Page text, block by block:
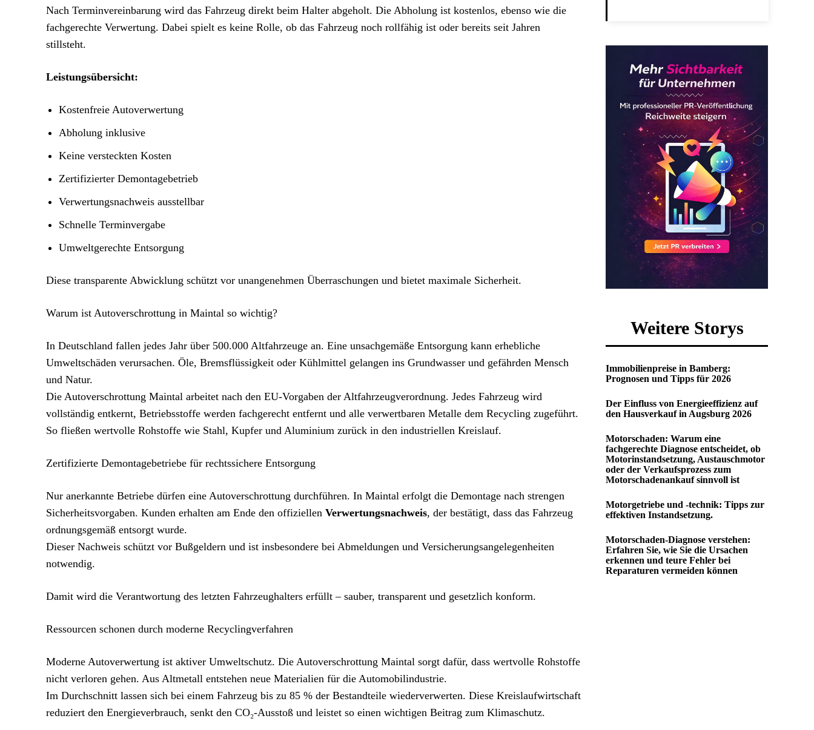
Nach Terminvereinbarung wird das Fahrzeug direkt beim Halter abgeholt. Die Abholung ist kostenlos, ebenso wie die
fachgerechte Verwertung. Dabei spielt es keine Rolle, ob das Fahrzeug noch rollfähig ist oder bereits seit Jahren
stillsteht.
Leistungsübersicht:
Kostenfreie Autoverwertung
Abholung inklusive
Keine versteckten Kosten
Zertifizierter Demontagebetrieb
Verwertungsnachweis ausstellbar
Schnelle Terminvergabe
Umweltgerechte Entsorgung
Diese transparente Abwicklung schützt vor unangenehmen Überraschungen und bietet maximale Sicherheit.
Warum ist Autoverschrottung in Maintal so wichtig?
In Deutschland fallen jedes Jahr über 500.000 Altfahrzeuge an. Eine unsachgemäße Entsorgung kann erhebliche
Umweltschäden verursachen. Öle, Bremsflüssigkeit oder Kühlmittel gelangen ins Grundwasser und gefährden Mensch
und Natur.
Die Autoverschrottung Maintal arbeitet nach den EU-Vorgaben der Altfahrzeugverordnung. Jedes Fahrzeug wird
vollständig entkernt, Betriebsstoffe werden fachgerecht entfernt und alle verwertbaren Metalle dem Recycling zugeführt.
So fließen wertvolle Rohstoffe wie Stahl, Kupfer und Aluminium zurück in den industriellen Kreislauf.
Zertifizierte Demontagebetriebe für rechtssichere Entsorgung
Nur anerkannte Betriebe dürfen eine Autoverschrottung durchführen. In Maintal erfolgt die Demontage nach strengen
Sicherheitsvorgaben. Kunden erhalten am Ende den offiziellen Verwertungsnachweis, der bestätigt, dass das Fahrzeug
ordnungsgemäß entsorgt wurde.
Dieser Nachweis schützt vor Bußgeldern und ist insbesondere bei Abmeldungen und Versicherungsangelegenheiten
notwendig.
Damit wird die Verantwortung des letzten Fahrzeughalters erfüllt – sauber, transparent und gesetzlich konform.
Ressourcen schonen durch moderne Recyclingverfahren
Moderne Autoverwertung ist aktiver Umweltschutz. Die Autoverschrottung Maintal sorgt dafür, dass wertvolle Rohstoffe
nicht verloren gehen. Aus Altmetall entstehen neue Materialien für die Automobilindustrie.
Im Durchschnitt lassen sich bei einem Fahrzeug bis zu 85 % der Bestandteile wiederverwerten. Diese Kreislaufwirtschaft
reduziert den Energieverbrauch, senkt den CO₂-Ausstoß und leistet so einen wichtigen Beitrag zum Klimaschutz.
Weitere Storys
Immobilienpreise in Bamberg:
Prognosen und Tipps für 2026
Der Einfluss von Energieeffizienz auf
den Hausverkauf in Augsburg 2026
Motorschaden: Warum eine
fachgerechte Diagnose entscheidet, ob
Motorinstandsetzung, Austauschmotor
oder der Verkaufsprozess zum
Motorschadenankauf sinnvoll ist
Motorgetriebe und -technik: Tipps zur
effektiven Instandsetzung.
Motorschaden-Diagnose verstehen:
Erfahren Sie, wie Sie die Ursachen
erkennen und teure Fehler bei
Reparaturen vermeiden können